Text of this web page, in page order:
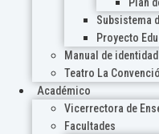
Plan
Subsistema
Proyecto
Manual de identidad
Teatro La
Académico
Vicerrectora de
Facultades